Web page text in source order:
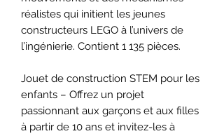
réalistes qui initient les jeunes
constructeurs LEGO à l’univers de
l’ingénierie. Contient 1 135 pièces.
Jouet de construction STEM pour les
enfants – Offrez un projet
passionnant aux garçons et aux filles
à partir de 10 ans et invitez-les à